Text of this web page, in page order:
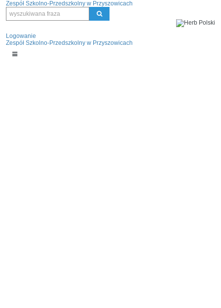
Zespół Szkolno-Przedszkolny w Przyszowicach
Logowanie
Zespół Szkolno-Przedszkolny w Przyszowicach